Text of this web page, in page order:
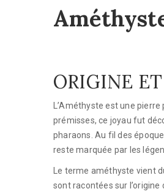
ORIGINE
L’Améthyste est une
prémisses, ce joyau fut
pharaons. Au fil des
reste marquée par les
Le terme améthyste vient
sont racontées sur l’origine